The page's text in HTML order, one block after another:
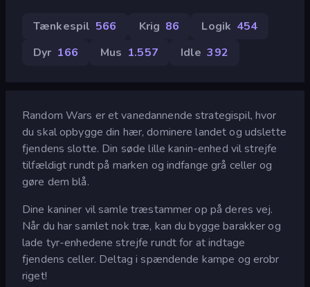
Tænkespil 566 Krig 86 Logik 454
Dyr 166 Mus 1.557 Idle 392
Random Wars er et vanedannende strategispil, hvor
du skal opbygge din hær, dominere landet og udslette
fjendens slotte. Din søde lille kanin-enhed vil strejfe
tilfældigt rundt på marken og indfange grå celler og
gøre dem blå.
Dine kaniner vil samle træstammer op på deres vej.
Når du har samlet nok træ, kan du bygge barakker og
lade tyr-enhedene strejfe rundt for at indtage
fjendens celler. Deltag i spændende kampe og erobr
riget!